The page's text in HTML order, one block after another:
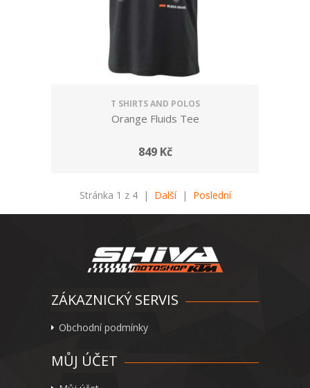
T SHIRTS AND POLOS
Orange Fluids Tee
849 Kč
Stránka 1 z 4 | Další| Poslední
ZÁKAZNICKÝ SERVIS
Obchodní podmínky
MŮJ ÚČET